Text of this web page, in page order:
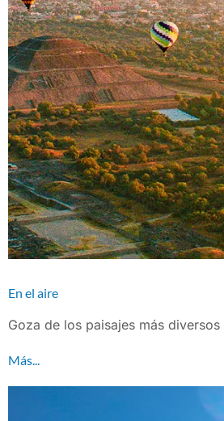
En el aire
Goza de los paisajes más
Más...